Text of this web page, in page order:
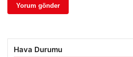
Hava Durumu